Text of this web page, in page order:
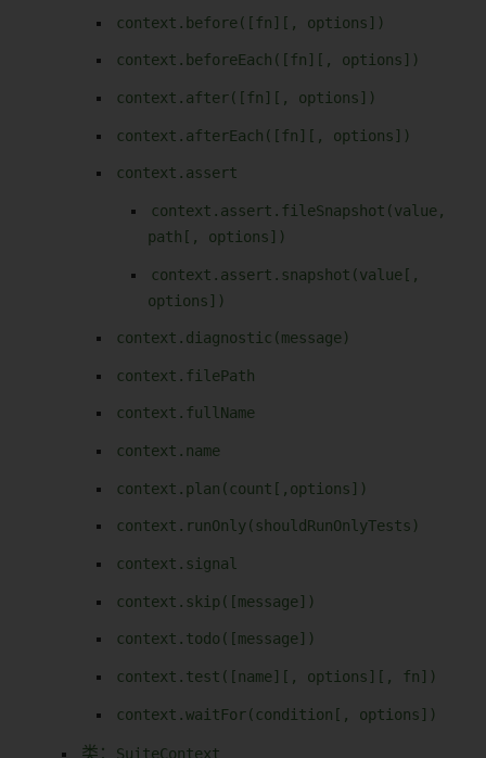
context.before([fn][, options])
context.beforeEach([fn][, options])
context.after([fn][, options])
context.afterEach([fn][, options])
context.assert
context.assert.fileSnapshot(value,
path[, options])
context.assert.snapshot(value[,
options])
context.diagnostic(message)
context.filePath
context.fullName
context.name
context.plan(count[,options])
context.runOnly(shouldRunOnlyTests)
context.signal
context.skip([message])
context.todo([message])
context.test([name][, options][, fn])
context.waitFor(condition[, options])
类： SuiteContext